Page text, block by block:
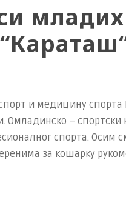
младих
и медицину
– спортски
спорта. Осим
за кошарку